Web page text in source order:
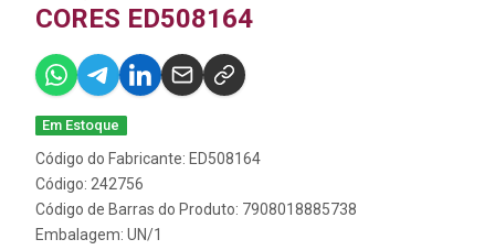
CORES ED508164
Em Estoque
Código do Fabricante: ED508164
Código: 242756
Código de Barras do Produto: 7908018885738
Embalagem: UN/1